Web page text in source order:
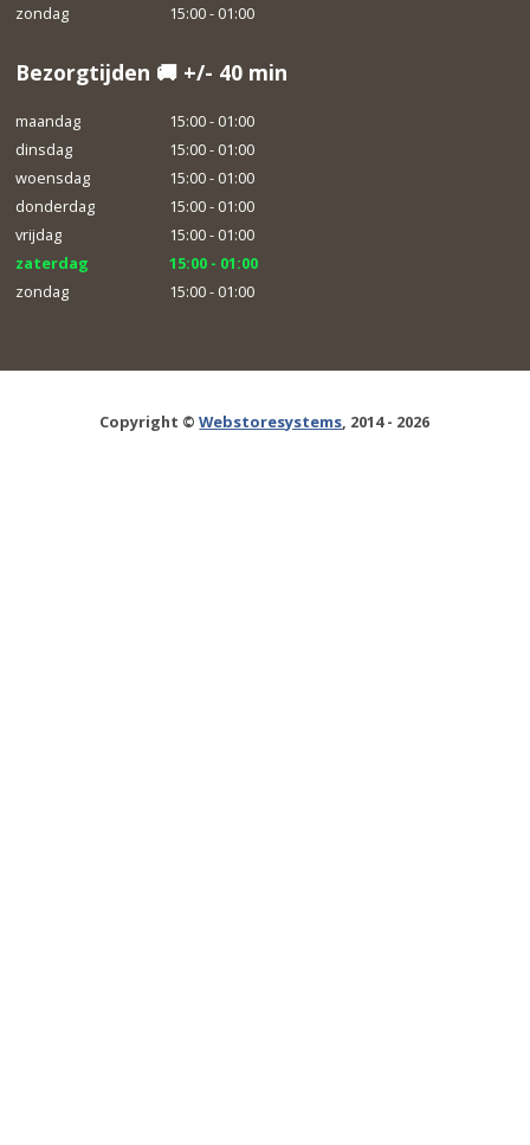
zondag
15:00 - 01:00
Bezorgtijden 🚚 +/- 40 min
maandag
15:00 - 01:00
dinsdag
15:00 - 01:00
woensdag
15:00 - 01:00
donderdag
15:00 - 01:00
vrijdag
15:00 - 01:00
zaterdag
15:00 - 01:00
zondag
15:00 - 01:00
Copyright ©Webstoresystems, 2014 - 2026